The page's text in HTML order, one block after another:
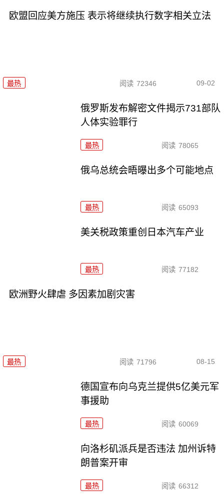
欧盟回应美方施压 表示将继续执行数字相关立法
最热 阅读 72346 09-02
俄罗斯发布解密文件揭示731部队
人体实验罪行
最热 阅读 78065
俄乌总统会晤曝出多个可能地点
最热 阅读 65093
美关税政策重创日本汽车产业
最热 阅读 77182
欧洲野火肆虐 多因素加剧灾害
最热 阅读 71796 08-15
德国宣布向乌克兰提供5亿美元军
事援助
最热 阅读 60069
向洛杉矶派兵是否违法 加州诉特
朗普案开审
最热 阅读 66312